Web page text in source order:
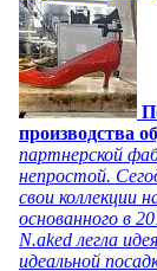
производства
партнерской
непростой.
свои коллекции
основанного в
N.aked легла
идеальной